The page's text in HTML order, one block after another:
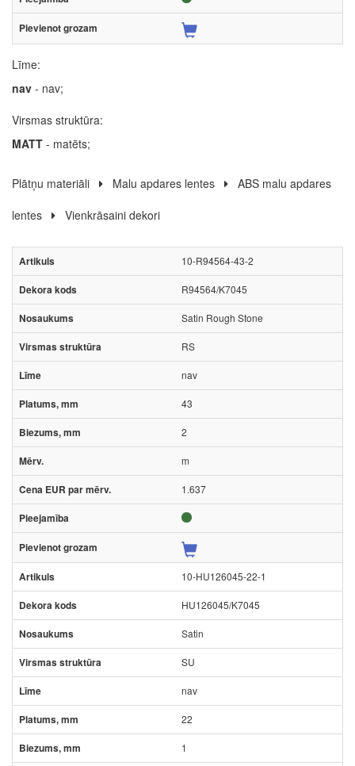
Līme:
nav - nav;
Virsmas struktūra:
MATT - matēts;
Plātņu materiāli Malu apdares lentes
ABS malu apdares
lentes
Vienkrāsaini dekori
10-R94564-43-2
R94564/K7045
Satin Rough Stone
RS
nav
43
2
m
1.637
10-HU126045-22-1
HU126045/K7045
Satin
SU
nav
22
1